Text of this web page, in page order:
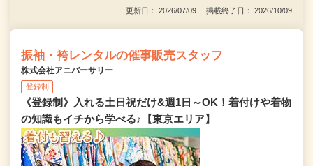
更新日： 2026/07/09 掲載終了日： 2026/10/09
振袖・袴レンタルの催事販売スタッフ
株式会社アニバーサリー
登録制
《登録制》入れる土日祝だけ&週1日～OK！着付けや着物
の知識もイチから学べる♪【東京エリア】